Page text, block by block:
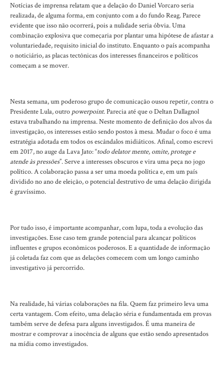
Notícias de imprensa relatam que a delação do Daniel Vorcaro seria
realizada, de alguma forma, em conjunto com a do fundo Reag. Parece
evidente que isso não ocorrerá, pois a nulidade seria óbvia. Uma
combinação explosiva que começaria por plantar uma hipótese de afastar a
voluntariedade, requisito inicial do instituto. Enquanto o país acompanha
o noticiário, as placas tectônicas dos interesses financeiros e políticos
começam a se mover.
Nesta semana, um poderoso grupo de comunicação ousou repetir, contra o
Presidente Lula, outro powerpoint. Parecia até que o Deltan Dallagnol
estava trabalhando na imprensa. Neste momento de definição dos alvos da
investigação, os interesses estão sendo postos à mesa. Mudar o foco é uma
estratégia adotada em todos os escândalos midiáticos. Afinal, como escrevi
em 2017, no auge da Lava Jato: “todo delator mente, omite, protege e
atende às pressões”. Serve a interesses obscuros e vira uma peça no jogo
político. A colaboração passa a ser uma moeda política e, em um país
dividido no ano de eleição, o potencial destrutivo de uma delação dirigida
é gravíssimo.
Por tudo isso, é importante acompanhar, com lupa, toda a evolução das
investigações. Esse caso tem grande potencial para alcançar políticos
influentes e grupos econômicos poderosos. E a quantidade de informação
já coletada faz com que as delações comecem com um longo caminho
investigativo já percorrido.
Na realidade, há várias colaborações na fila. Quem faz primeiro leva uma
certa vantagem. Com efeito, uma delação séria e fundamentada em provas
também serve de defesa para alguns investigados. É uma maneira de
mostrar e comprovar a inocência de alguns que estão sendo apresentados
na mídia como investigados.